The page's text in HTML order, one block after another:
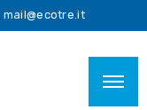
mail@ecotre.it